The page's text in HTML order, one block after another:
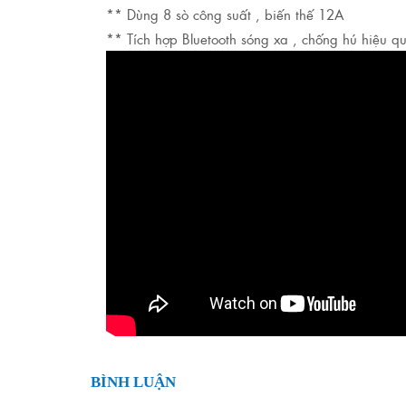
** Dùng 8 sò công suất , biến thế 12A
** Tích hợp Bluetooth sóng xa , chống hú hiệu
BÌNH LUẬN